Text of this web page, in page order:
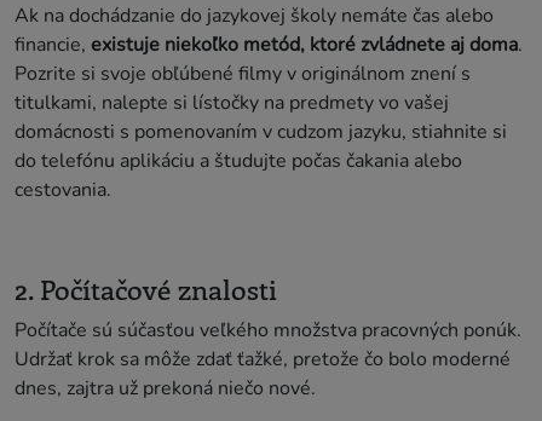
Ak na dochádzanie do jazykovej školy nemáte čas alebo
financie, existuje niekoľko metód, ktoré zvládnete aj doma.
Pozrite si svoje obľúbené filmy v originálnom znení s
titulkami, nalepte si lístočky na predmety vo vašej
domácnosti s pomenovaním v cudzom jazyku, stiahnite si
do telefónu aplikáciu a študujte počas čakania alebo
cestovania.
2. Počítačové znalosti
Počítače sú súčasťou veľkého množstva pracovných ponúk.
Udržať krok sa môže zdať ťažké, pretože čo bolo moderné
dnes, zajtra už prekoná niečo nové.